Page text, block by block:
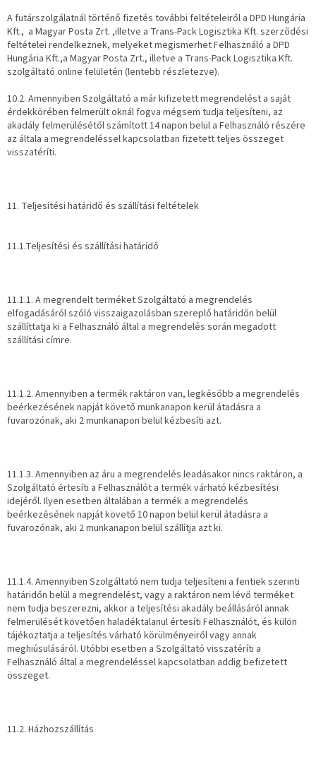
A futárszolgálatnál történő fizetés további feltételeiről a DPD Hungária
Kft., a Magyar Posta Zrt. ,illetve a Trans-Pack Logisztika Kft. szerződési
feltételei rendelkeznek, melyeket megismerhet Felhasználó a DPD
Hungária Kft.,a Magyar Posta Zrt., illetve a Trans-Pack Logisztika Kft.
szolgáltató online felületén (lentebb részletezve).
10.2. Amennyiben Szolgáltató a már kifizetett megrendelést a saját
érdekkörében felmerült oknál fogva mégsem tudja teljesíteni, az
akadály felmerülésétől számított 14 napon belül a Felhasználó részére
az általa a megrendeléssel kapcsolatban fizetett teljes összeget
visszatéríti.
11. Teljesítési határidő és szállítási feltételek
11.1.Teljesítési és szállítási határidő
11.1.1. A megrendelt terméket Szolgáltató a megrendelés
elfogadásáról szóló visszaigazolásban szereplő határidőn belül
szállíttatja ki a Felhasználó által a megrendelés során megadott
szállítási címre.
11.1.2. Amennyiben a termék raktáron van, legkésőbb a megrendelés
beérkezésének napját követő munkanapon kerül átadásra a
fuvarozónak, aki 2 munkanapon belül kézbesíti azt.
11.1.3. Amennyiben az áru a megrendelés leadásakor nincs raktáron, a
Szolgáltató értesíti a Felhasználót a termék várható kézbesítési
idejéről. Ilyen esetben általában a termék a megrendelés
beérkezésének napját követő 10 napon belül kerül átadásra a
fuvarozónak, aki 2 munkanapon belül szállítja azt ki.
11.1.4. Amennyiben Szolgáltató nem tudja teljesíteni a fentiek szerinti
határidőn belül a megrendelést, vagy a raktáron nem lévő terméket
nem tudja beszerezni, akkor a teljesítési akadály beállásáról annak
felmerülését követően haladéktalanul értesíti Felhasználót, és külön
tájékoztatja a teljesítés várható körülményeiről vagy annak
meghiúsulásáról. Utóbbi esetben a Szolgáltató visszatéríti a
Felhasználó által a megrendeléssel kapcsolatban addig befizetett
összeget.
11.2. Házhozszállítás